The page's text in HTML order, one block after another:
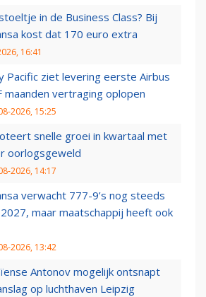
in de Business Class? Bij
kost dat 170 euro extra
16:41
Pacific ziet levering eerste Airbus
maanden vertraging oplopen
2026, 15:25
snelle groei in kwartaal met
oorlogsgeweld
2026, 14:17
verwacht 777-9’s nog steeds
maar maatschappij heeft ook
2026, 13:42
Antonov mogelijk ontsnapt
op luchthaven Leipzig